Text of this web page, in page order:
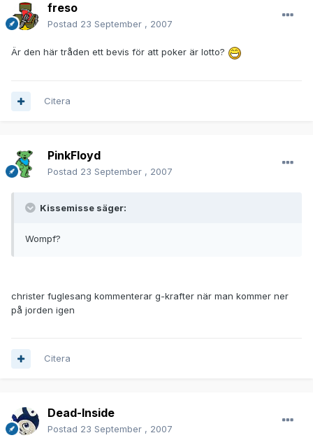
freso
Postad 23 September , 2007
Är den här tråden ett bevis för att poker är lotto?
Citera
PinkFloyd
Postad 23 September , 2007
Kissemisse säger:
Wompf?
christer fuglesang kommenterar g-krafter när man kommer ner
på jorden igen
Citera
Dead-Inside
Postad 23 September , 2007